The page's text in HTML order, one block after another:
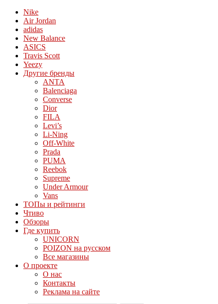
Nike
Air Jordan
adidas
New Balance
ASICS
Travis Scott
Yeezy
Другие бренды
ANTA
Balenciaga
Converse
Dior
FILA
Levi’s
Li-Ning
Off-White
Prada
PUMA
Reebok
Supreme
Under Armour
Vans
ТОПы и рейтинги
Чтиво
Обзоры
Где купить
UNICORN
POIZON на русском
Все магазины
О проекте
О нас
Контакты
Реклама на сайте